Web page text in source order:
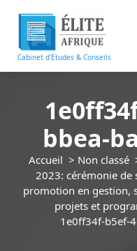
r
Cabinet d'Etudes & Conseils
bbea-
Accueil > Non classé
2023: cérémonie
promotion en gestion,
projets et
1e0ff34f-b5ef-